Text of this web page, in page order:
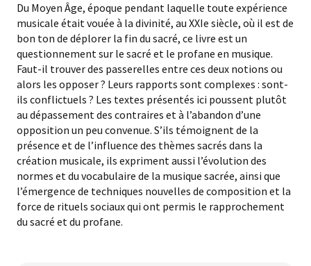
Du Moyen Âge, époque pendant laquelle toute expérience
musicale était vouée à la divinité, au XXIe siècle, où il est de
bon ton de déplorer la fin du sacré, ce livre est un
questionnement sur le sacré et le profane en musique.
Faut-il trouver des passerelles entre ces deux notions ou
alors les opposer ? Leurs rapports sont complexes : sont-
ils conflictuels ? Les textes présentés ici poussent plutôt
au dépassement des contraires et à l’abandon d’une
opposition un peu convenue. S’ils témoignent de la
présence et de l’influence des thèmes sacrés dans la
création musicale, ils expriment aussi l’évolution des
normes et du vocabulaire de la musique sacrée, ainsi que
l’émergence de techniques nouvelles de composition et la
force de rituels sociaux qui ont permis le rapprochement
du sacré et du profane.